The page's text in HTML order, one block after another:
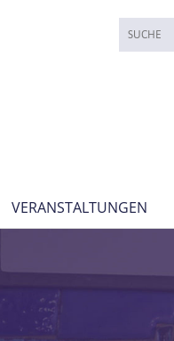
VERANSTALTUNGEN